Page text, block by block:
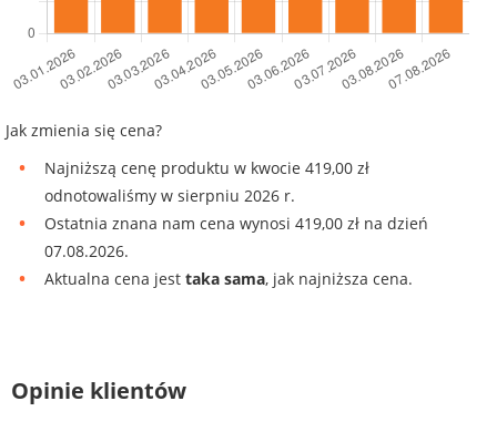
Jak zmienia się cena?
Najniższą cenę produktu w kwocie 419,00 zł
odnotowaliśmy w sierpniu 2026 r.
Ostatnia znana nam cena wynosi 419,00 zł na dzień
07.08.2026.
Aktualna cena jest taka sama, jak najniższa cena.
Opinie klientów